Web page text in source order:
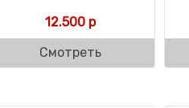
12.500р
Смотреть